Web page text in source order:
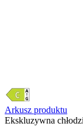
Arkusz produktu
Ekskluzywna